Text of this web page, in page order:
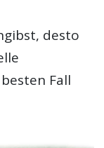
desto
Fall